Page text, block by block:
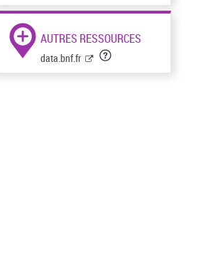
AUTRES RESSOURCES
data.bnf.fr